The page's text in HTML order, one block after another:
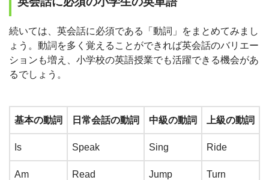
続いては、英会話に必須である「動詞」をまとめてみまし
ょう。動詞を多く覚えることができれば英会話のバリエー
ションも増え、小学校の英語授業でも活躍できる機会があ
るでしょう。
基本の動詞 日常会話の動詞 中級の動詞 上級の動詞
Is Speak Sing Ride
Am Read Jump Turn